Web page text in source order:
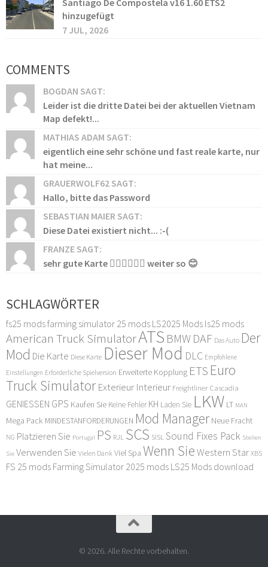
Santiago De Compostela v16 1.60 ETS2
hinzugefügt
7 JUL, 2026
COMMENTS
BOGDAN SAGT:
Leider ist die dritte Datei bei der aktuellen Vietnam
Map defekt!...
MATHIAS ADAM SAGT:
eigentlich eine sehr schöne und fast reale karte, nur
hat meine...
GRAUERWOLF62 SAGT:
Hallo, bitte das Password
SEBASTIAN MAIER SAGT:
Diese Datei existiert nicht... :-(
FRANZE SAGT:
sehr gute Karte 👍🏻👍🏻👍🏻 weiter so 😊
SCHLAGWÖRTER
fs25 modsfarming simulator 25 mods LS2025 Mods ls25 mods
American Truck SimulatorATS BMW DAF Das Auto Der
Mod Die Karte Diese Karte Dieser Mod DLC Empfohlene
Einstellungen Erforderliche Spielversion Erweiterte Kopplung ETS Euro
Truck Simulator Exterieur Interieur Freightliner Cascadia
GENIESSEN GPS Kaufen Sie Keine Fehler KH Laden Sie LKW LT MAN
Mega Pack MINDESTANFORDERUNGEN Mod Manager Neue Fracht
NG Platzieren Sie Portugal PS RJL SCS SISLSound Fixes Pack Stellen
Sie Verwenden Sie Vielen Dank Viel Spa Wenn Sie Western Star XBS
FS 25 mods Farming Simulator 2025 mods LS25 Mods download
© 2026. Alle Rechte vorbehalten.